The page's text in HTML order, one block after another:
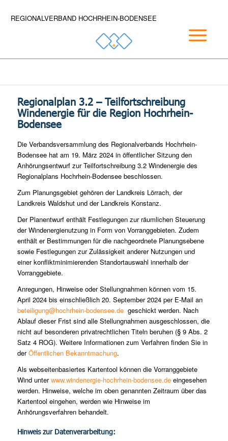
REGIONALVERBAND HOCHRHEIN-BODENSEE
Regionalplan 3.2 – Teilfortschreibung
Windenergie für die Region Hochrhein-
Bodensee
Die Verbandsversammlung des Regionalverbands Hochrhein-
Bodensee hat am 19. März 2024 in öffentlicher Sitzung den
Anhörungsentwurf zur Teilfortschreibung 3.2 Windenergie des
Regionalplans Hochrhein-Bodensee beschlossen.
Zum Planungsgebiet gehören der Landkreis Lörrach, der
Landkreis Waldshut und der Landkreis Konstanz.
Der Planentwurf enthält Festlegungen zur räumlichen Steuerung
der Windenergienutzung in Form von Vorranggebieten. Zudem
enthält er Bestimmungen für die nachgeordnete Planungsebene
sowie Festlegungen zur Zulässigkeit anderer Nutzungen und
einer konfliktminimierenden Standortauswahl innerhalb der
Vorranggebiete.
Anregungen, Hinweise oder Stellungnahmen können vom 15.
April 2024 bis einschließlich 20. September 2024 per E-Mail an
beteiligung@hochrhein-bodensee.de geschickt werden. Nach
Ablauf dieser Frist sind alle Stellungnahmen ausgeschlossen, die
nicht auf besonderen privatrechtlichen Titeln beruhen (§ 9 Abs. 2
Satz 4 ROG). Weitere Informationen zum Verfahren finden Sie in
derÖffentlichen Bekanntmachung.
Als webseitenbasiertes Kartentool können die Vorranggebiete
Wind unterwww.windenergie-hochrhein-bodensee.deeingesehen
werden. Hinweise, welche im oben genannten Zeitraum über das
Kartentool eingehen, werden wie Hinweise im
Anhörungsverfahren behandelt.
Hinweis zur Datenverarbeitung: